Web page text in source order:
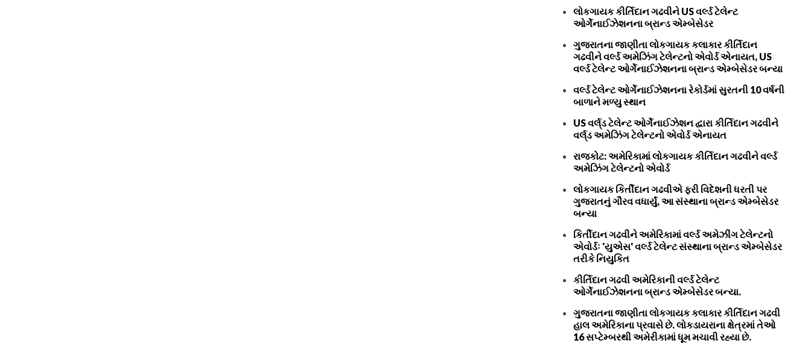
લોકગાયક કીર્તિદાન ગઢવીને US વર્લ્ડ ટેલેન્ટ
ઓર્ગેનાઈઝેશનના બ્રાન્ડ એમ્બેસેડર
ગુજરાતના જાણીતા લોકગાયક કલાકાર કીર્તિદાન
ગઢવીને વર્લ્ડ અમેઝિંગ ટેલેન્ટનો એવોર્ડ એનાયત, US
વર્લ્ડ ટેલેન્ટ ઓર્ગેનાઈઝેશનના બ્રાન્ડ એમ્બેસેડર બન્યા
વર્લ્ડ ટેલેન્ટ ઓર્ગેનાઈઝેશનના રેકોર્ડમાં સુરતની 10 વર્ષની
બાળાને મળ્યુ સ્થાન
US વર્લ્‌ડ ટેલેન્ટ ઓર્ગેનાઈઝેશન દ્વારા કીર્તિદાન ગઢવીને
વર્લ્‌ડ અમેઝિંગ ટેલેન્ટનો એવોર્ડ એનાયત
રાજકોટ: અમેરિકામાં લોકગાયક કીર્તિદાન ગઢવીને વર્લ્ડ
અમેઝિંગ ટેલેન્ટનો એવોર્ડ
લોકગાયક કિર્તીદાન ગઢવીએ ફરી વિદેશની ધરતી પર
ગુજરાતનું ગૌરવ વધાર્યું, આ સંસ્થાના બ્રાન્ડ એમ્બેસેડર
બન્યા
કિર્તીદાન ગઢવીને અમેરિકામાં વર્લ્ડ અમેઝીંગ ટેલેન્ટનો
એવોર્ડઃ 'યુએસ' વર્લ્ડ ટેલેન્ટ સંસ્થાના બ્રાન્ડ એમ્બેસેડર
તરીકે નિયુકિત
કીર્તિદાન ગઢવી અમેરિકાની વર્લ્ડ ટેલેન્ટ
ઓર્ગેનાઈઝેશનના બ્રાન્ડ એમ્બેસેડર બન્યા.
ગુજરાતના જાણીતા લોકગાયક કલાકાર કીર્તિદાન ગઢવી
હાલ અમેરિકાના પ્રવાસે છે. લોકડાયરાના ક્ષેત્રમાં તેઓ
16 સપ્ટેમ્બરથી અમેરીકામાં ધૂમ મચાવી રહ્યા છે.